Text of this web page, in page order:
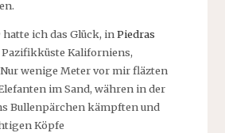
hatte ich das Glück, inPiedras
Pazifikküste Kaliforniens,
wenige Meter vor mir fläzten
im Sand, währen in der
Bullenpärchen kämpften und
Köpfe